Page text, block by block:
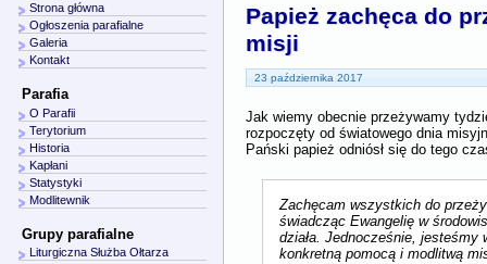
Papież zachęca do
misji
23 października 2017
Jak wiemy obecnie przeżywamy
rozpoczęty od światowego dnia
Pański papież odniósł się do tego
Zachęcam wszystkich do
świadcząc Ewangelię w
działa. Jednocześnie, jesteśmy
konkretną pomocą i modlitwą
Strona główna
Ogłoszenia parafialne
Galeria
Kontakt
Parafia
O Parafii
Terytorium
Historia
Kapłani
Statystyki
Modlitewnik
Grupy parafialne
Liturgiczna Służba Ołtarza